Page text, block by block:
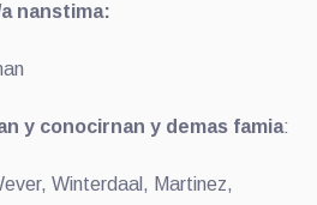
nanstima:
y conocirnan y demas famia:
Winterdaal, Martinez,